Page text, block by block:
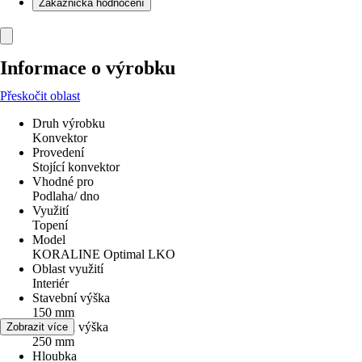
Zákaznická hodnocení
Informace o výrobku
Přeskočit oblast
Druh výrobku
Konvektor
Provedení
Stojící konvektor
Vhodné pro
Podlaha/ dno
Využití
Topení
Model
KORALINE Optimal LKO
Oblast využití
Interiér
Stavební výška
150 mm
Celková výška
250 mm
Hloubka
Zobrazit více